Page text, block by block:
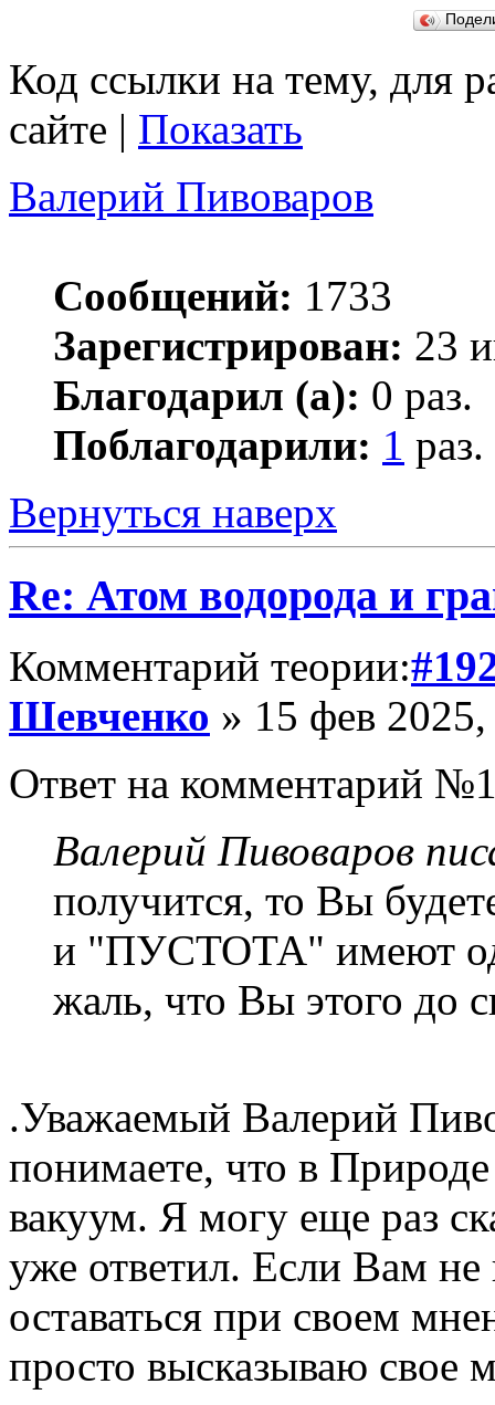
Код ссылки на тему, для
сайте | Показать
Валерий Пивоваров
Сообщений: 1733
Зарегистрирован: 23
Благодарил (а): 0 раз.
Поблагодарили: 1 раз.
Вернуться наверх
Re: Атом водорода и
Комментарий теории:
Шевченко » 15 фев
Ответ на комментарий
Валерий Пивоваров
получится, то Вы
и "ПУСТОТА" имеют
жаль, что Вы этого до
.Уважаемый Валерий
понимаете, что в
вакуум. Я могу еще раз
уже ответил. Если Вам не
оставаться при своем
просто высказываю свое